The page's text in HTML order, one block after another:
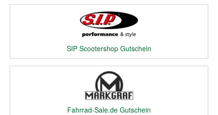
SIP Scootershop Gutschein
Fahrrad-Sale.de Gutschein